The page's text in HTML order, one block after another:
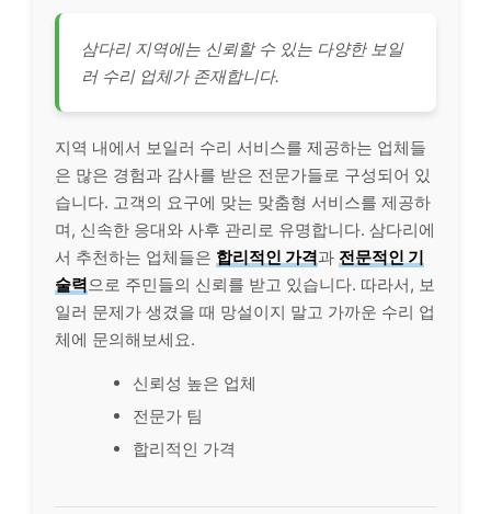
삼다리 지역에는 신뢰할 수 있는 다양한 보일
러 수리 업체가 존재합니다.
지역 내에서 보일러 수리 서비스를 제공하는 업체들
은 많은 경험과 감사를 받은 전문가들로 구성되어 있
습니다. 고객의 요구에 맞는 맞춤형 서비스를 제공하
며, 신속한 응대와 사후 관리로 유명합니다. 삼다리에
서 추천하는 업체들은 합리적인 가격과 전문적인 기
술력으로 주민들의 신뢰를 받고 있습니다. 따라서, 보
일러 문제가 생겼을 때 망설이지 말고 가까운 수리 업
체에 문의해보세요.
신뢰성 높은 업체
전문가 팀
합리적인 가격